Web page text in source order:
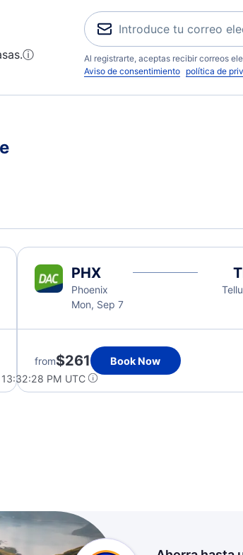
ⓘ
Al registrarte, aceptas recibir correos
Aviso de consentimiento política de
PHX
Phoenix
Mon, Sep 7
from$261
Book Now
PM UTC